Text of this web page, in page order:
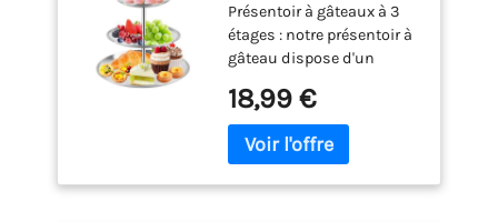
en acier inoxydable
pour Macarons,
Cupcake, Donuts,
Dessert et Fruits,
Présentoir Apéritif
idéal pour fêtes
d'anniversaire et
Mariages
Présentoir à gâteaux à 3
étages : notre présentoir à
gâteau dispose d'un
une couleur argentée
classique qui s'adapte à
une variété de desserts et
18,99 €